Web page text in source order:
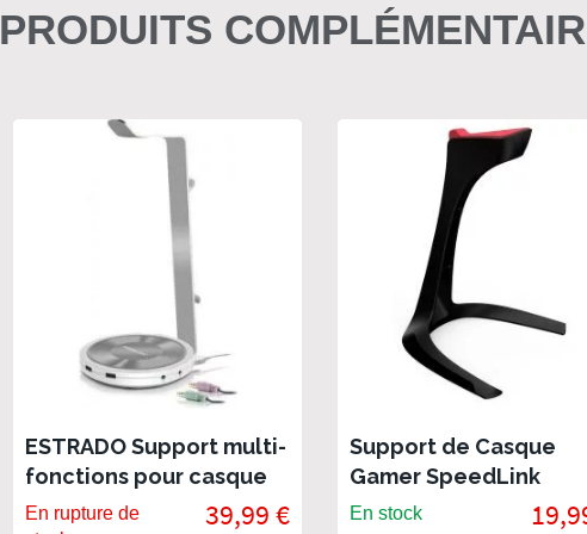
PRODUITS
ESTRADO Support multi-
fonctions pour casque
En rupture de
39,99 €
Support de Casque
Gamer SpeedLink
Excedo
En stock